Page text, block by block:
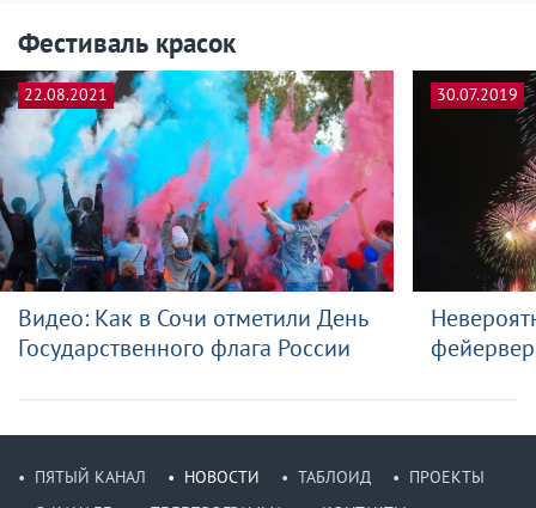
Фестиваль красок
22.08.2021
Видео: Как в Сочи отметили День
Государственного флага России
30.07.2019
ПЯТЫЙ КАНАЛ НОВОСТИ ТАБЛОИД
ПРОЕКТЫ